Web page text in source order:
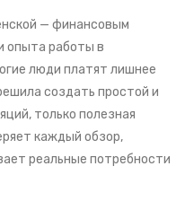
— финансовым
опыта работы в
люди платят лишнее
создать простой и
только полезная
каждый обзор,
реальные потребности